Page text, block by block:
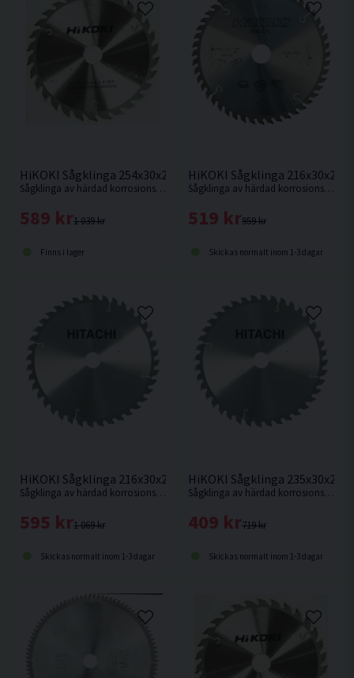
HiKOKI Sågklinga 254x30x2,3mm 40T
Sågklinga av härdad korrosionsbeständigt stål för kapning i hårt och mjukt trä.
1 039 kr
589 kr
Finns i lager
HiKOKI Sågklinga
Sågklinga av härdad korrosionsbeständigt stål för mycket fin sågning i hårt och mjukt trä.
959 kr
519 kr
Skickas normalt inom 1-3 dagar
HiKOKI Sågklinga 216x30x2,3mm 60T
Sågklinga av härdad korrosionsbeständigt stål för mycket fin sågning i hårt och mjukt trä.
1 069 kr
595 kr
Skickas normalt inom 1-3 dagar
HiKOKI Sågklinga
Sågklinga av härdad korrosionsbeständigt stål för kapning i hårt och mjukt trä.
719 kr
409 kr
Skickas normalt inom 1-3 dagar